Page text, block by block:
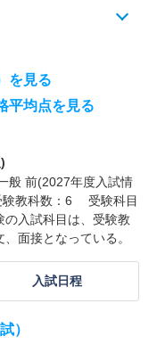
を見る
平均点を見る
般 前(2027年度入試情
験教科数：6 受験科目
入試科目は、受験教
面接となっている。
入試日程
）